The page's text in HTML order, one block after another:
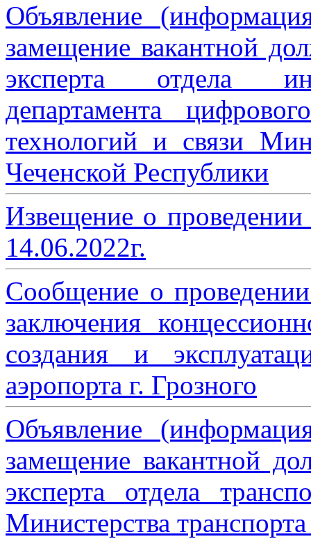
Объявление
замещение вакантной
эксперта отдела
департамента
технологий и связи
Чеченской Республики
Извещение о
14.06.2022г.
Сообщение о
заключения
создания и
аэропорта г. Грозного
Объявление
замещение вакантной
эксперта отдела
Министерства